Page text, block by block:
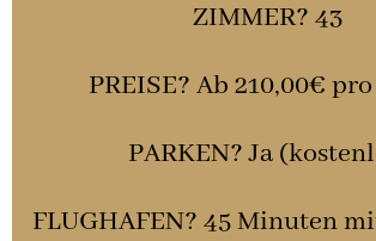
ZIMMER? 43
PREISE? Ab 210,00€
PARKEN? Ja
FLUGHAFEN? 45 Minuten